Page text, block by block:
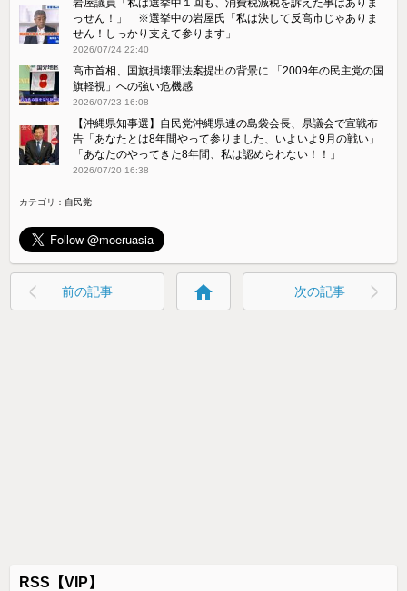
っせん！」 ※選挙中の岩屋氏「私は決して反高市じゃありま
せん！しっかり支えて参ります」
2026/07/24 22:40
高市首相、国旗損壊罪法案提出の背景に 「2009年の民主党の国
旗軽視」への強い危機感
2026/07/23 16:08
【沖縄県知事選】自民党沖縄県連の島袋会長、県議会で宣戦布
告「あなたとは8年間やって参りました、いよいよ9月の戦い」
「あなたのやってきた8年間、私は認められない！！」
2026/07/20 16:38
カテゴリ： 自民党
前の記事 home 次の記事
RSS【VIP】